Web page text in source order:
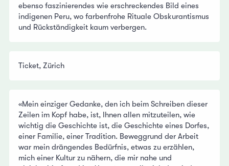
ebenso faszinierendes wie erschreckendes Bild eines
indigenen Peru, wo farbenfrohe Rituale Obskurantismus
und Rückständigkeit kaum verbergen.
Ticket, Zürich
«Mein einziger Gedanke, den ich beim Schreiben dieser
Zeilen im Kopf habe, ist, Ihnen allen mitzuteilen, wie
wichtig die Geschichte ist, die Geschichte eines Dorfes,
einer Familie, einer Tradition. Beweggrund der Arbeit
war mein drängendes Bedürfnis, etwas zu erzählen,
mich einer Kultur zu nähern, die mir nahe und